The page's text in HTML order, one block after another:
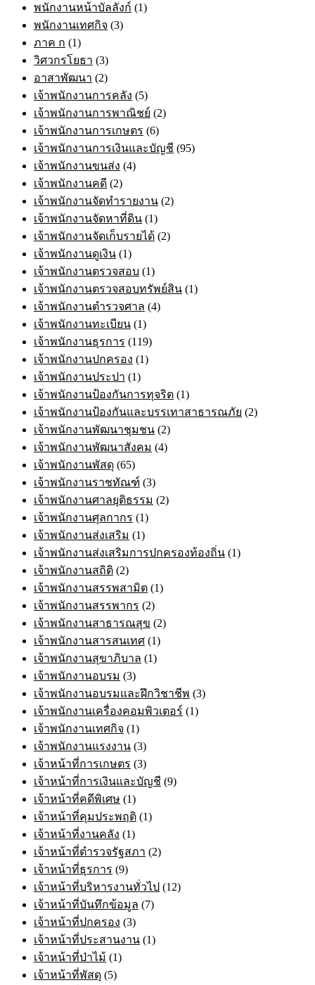
พนักงานหน้าบัลลังก์ (1)
พนักงานเทศกิจ (3)
ภาค ก (1)
วิศวกรโยธา (3)
อาสาพัฒนา (2)
เจ้าพนักงานการคลัง (5)
เจ้าพนักงานการพาณิชย์ (2)
เจ้าพนักงานการเกษตร (6)
เจ้าพนักงานการเงินและบัญชี (95)
เจ้าพนักงานขนส่ง (4)
เจ้าพนักงานคดี (2)
เจ้าพนักงานจัดทำรายงาน (2)
เจ้าพนักงานจัดหาที่ดิน (1)
เจ้าพนักงานจัดเก็บรายได้ (2)
เจ้าพนักงานดูเงิน (1)
เจ้าพนักงานตรวจสอบ (1)
เจ้าพนักงานตรวจสอบทรัพย์สิน (1)
เจ้าพนักงานตำรวจศาล (4)
เจ้าพนักงานทะเบียน (1)
เจ้าพนักงานธุรการ (119)
เจ้าพนักงานปกครอง (1)
เจ้าพนักงานประปา (1)
เจ้าพนักงานป้องกันการทุจริต (1)
เจ้าพนักงานป้องกันและบรรเทาสาธารณภัย (2)
เจ้าพนักงานพัฒนาชุมชน (2)
เจ้าพนักงานพัฒนาสังคม (4)
เจ้าพนักงานพัสดุ (65)
เจ้าพนักงานราชทัณฑ์ (3)
เจ้าพนักงานศาลยุติธรรม (2)
เจ้าพนักงานศุลกากร (1)
เจ้าพนักงานส่งเสริม (1)
เจ้าพนักงานส่งเสริมการปกครองท้องถิ่น (1)
เจ้าพนักงานสถิติ (2)
เจ้าพนักงานสรรพสามิต (1)
เจ้าพนักงานสรรพากร (2)
เจ้าพนักงานสาธารณสุข (2)
เจ้าพนักงานสารสนเทศ (1)
เจ้าพนักงานสุขาภิบาล (1)
เจ้าพนักงานอบรม (3)
เจ้าพนักงานอบรมและฝึกวิชาชีพ (3)
เจ้าพนักงานเครื่องคอมพิวเตอร์ (1)
เจ้าพนักงานเทศกิจ (1)
เจ้าพนักงานแรงงาน (3)
เจ้าหน้าที่การเกษตร (3)
เจ้าหน้าที่การเงินและบัญชี (9)
เจ้าหน้าที่คดีพิเศษ (1)
เจ้าหน้าที่คุมประพฤติ (1)
เจ้าหน้าที่งานคลัง (1)
เจ้าหน้าที่ตำรวจรัฐสภา (2)
เจ้าหน้าที่ธุรการ (9)
เจ้าหน้าที่บริหารงานทั่วไป (12)
เจ้าหน้าที่บันทึกข้อมูล (7)
เจ้าหน้าที่ปกครอง (3)
เจ้าหน้าที่ประสานงาน (1)
เจ้าหน้าที่ป่าไม้ (1)
เจ้าหน้าที่พัสดุ (5)